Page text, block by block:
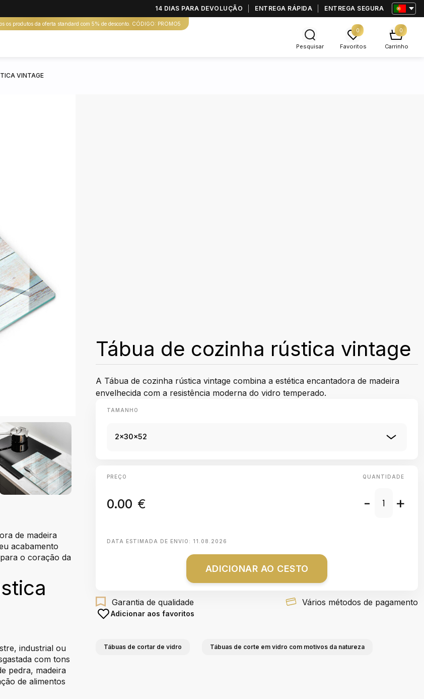
14 DIAS PARA DEVOLUÇÃO ENTREGA RÁPIDA ENTREGA SEGURA
os produtos da oferta standard com 5% de desconto. CÓDIGO: PROMO5
Pesquisar
0
Favoritos
0
Carrinho
VINTAGE
de madeira
acabamento
o coração da
industrial ou
com tons
pedra, madeira
de alimentos
Tábua de cozinha rústica vintage
A Tábua de cozinha rústica vintage combina a estética encantadora de madeira
envelhecida com a resistência moderna do vidro temperado.
TAMANHO
2x30x52
PREÇO
0.00 €
QUANTIDADE
- +
DATA ESTIMADA DE ENVIO: 11.08.2026
ADICIONAR AO CESTO
Garantia de qualidade Vários métodos de pagamento
Adicionar aos favoritos
Tábuas de cortar de vidro Tábuas de corte em vidro com motivos da natureza